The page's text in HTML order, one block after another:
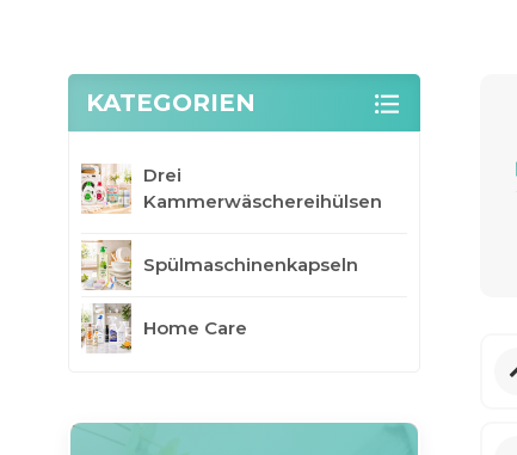
KATEGORIEN
Drei
Kammerwäschereihülsen
Spülmaschinenkapseln
Home Care